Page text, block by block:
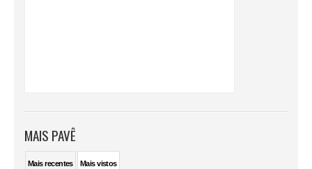
MAIS PAVÊ
Maisrecentes Maisvistos